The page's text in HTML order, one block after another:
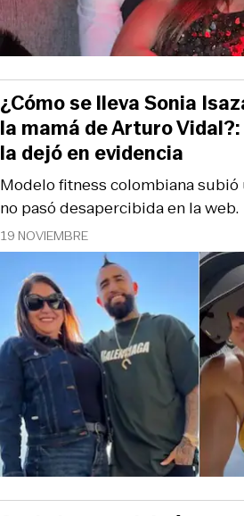
19 NOVIEMBRE
Modelo fitness colombiana
no pasó desapercibida en la web.
¿Cómo se lleva Sonia
la mamá de Arturo
la dejó en evidencia